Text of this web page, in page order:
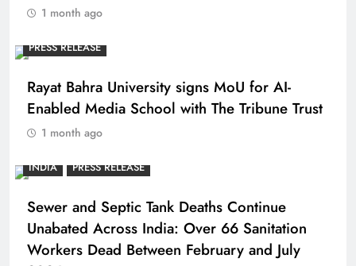
1 month ago
PRESS RELEASE
Rayat Bahra University signs MoU for AI-
Enabled Media School with The Tribune Trust
1 month ago
INDIA PRESS RELEASE
Sewer and Septic Tank Deaths Continue
Unabated Across India: Over 66 Sanitation
Workers Dead Between February and July